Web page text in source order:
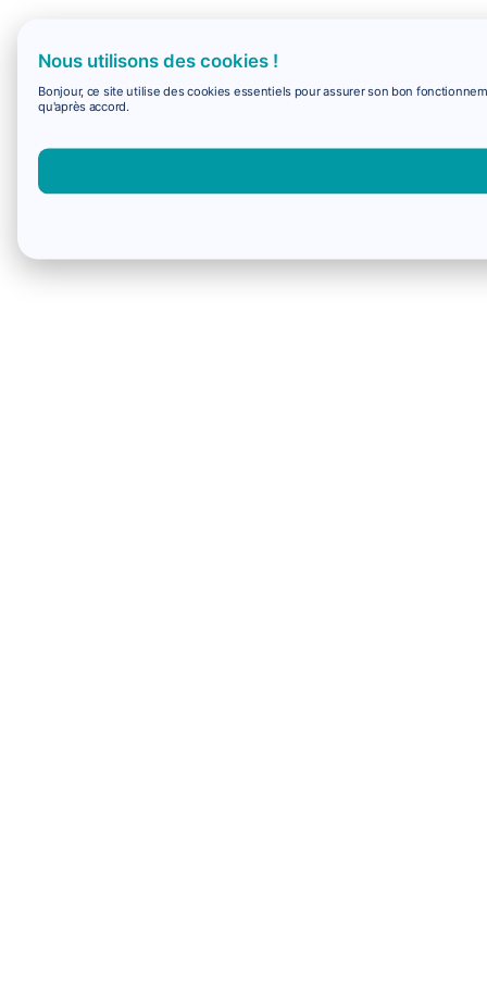
Nous utilisons des cookies !
Bonjour, ce site utilise des cookies essentiels pour assurer son bon
qu'après accord.